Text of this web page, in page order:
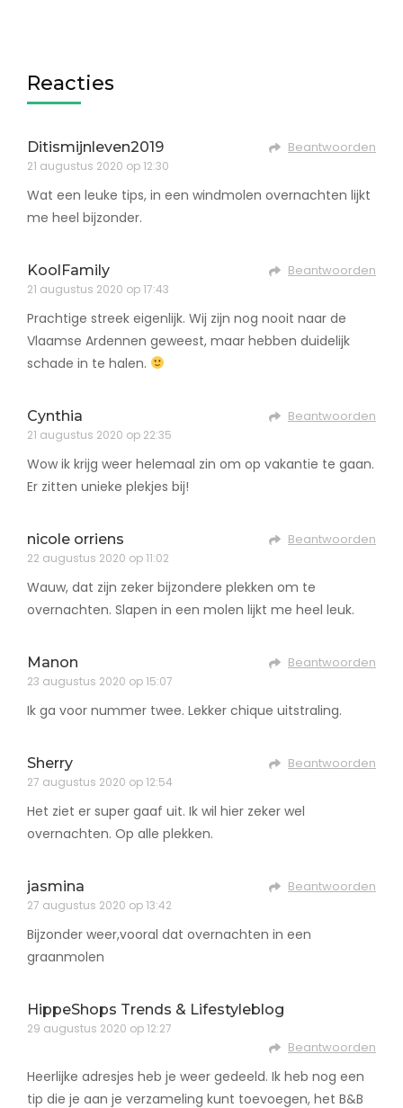
Reacties
Ditismijnleven2019
21 augustus 2020 op 12:30
Beantwoorden
Wat een leuke tips, in een windmolen overnachten lijkt
me heel bijzonder.
KoolFamily
21 augustus 2020 op 17:43
Beantwoorden
Prachtige streek eigenlijk. Wij zijn nog nooit naar de
Vlaamse Ardennen geweest, maar hebben duidelijk
schade in te halen.
Cynthia
21 augustus 2020 op 22:35
Beantwoorden
Wow ik krijg weer helemaal zin om op vakantie te gaan.
Er zitten unieke plekjes bij!
nicole orriens
22 augustus 2020 op 11:02
Beantwoorden
Wauw, dat zijn zeker bijzondere plekken om te
overnachten. Slapen in een molen lijkt me heel leuk.
Manon
23 augustus 2020 op 15:07
Beantwoorden
Ik ga voor nummer twee. Lekker chique uitstraling.
Sherry
27 augustus 2020 op 12:54
Beantwoorden
Het ziet er super gaaf uit. Ik wil hier zeker wel
overnachten. Op alle plekken.
jasmina
27 augustus 2020 op 13:42
Beantwoorden
Bijzonder weer,vooral dat overnachten in een
graanmolen
HippeShops Trends & Lifestyleblog
29 augustus 2020 op 12:27
Beantwoorden
Heerlijke adresjes heb je weer gedeeld. Ik heb nog een
tip die je aan je verzameling kunt toevoegen, het B&B